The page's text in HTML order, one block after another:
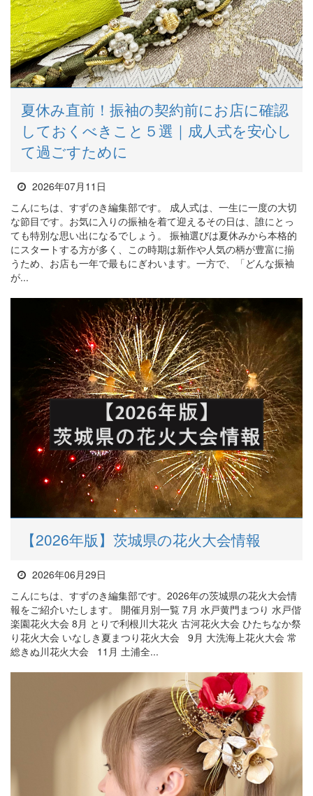
夏休み直前！振袖の契約前にお店に確認
しておくべきこと５選｜成人式を安心し
て過ごすために
2026年07月11日
こんにちは、すずのき編集部です。 成人式は、一生に一度の大切
な節目です。お気に入りの振袖を着て迎えるその日は、誰にとっ
ても特別な思い出になるでしょう。 振袖選びは夏休みから本格的
にスタートする方が多く、この時期は新作や人気の柄が豊富に揃
うため、お店も一年で最もにぎわいます。一方で、「どんな振袖
が...
【2026年版】茨城県の花火大会情報
2026年06月29日
こんにちは、すずのき編集部です。2026年の茨城県の花火大会情
報をご紹介いたします。 開催月別一覧 7月 水戸黄門まつり 水戸偕
楽園花火大会 8月 とりで利根川大花火 古河花火大会 ひたちなか祭
り花火大会 いなしき夏まつり花火大会 9月 大洗海上花火大会 常
総きぬ川花火大会 11月 土浦全...